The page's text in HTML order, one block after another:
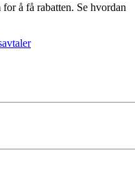
å få rabatten. Se hvordan